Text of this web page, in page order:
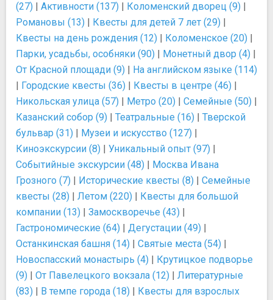
(27) | Активности (137) | Коломенский дворец (9) |
Романовы (13) | Квесты для детей 7 лет (29) |
Квесты на день рождения (12) | Коломенское (20) |
Парки, усадьбы, особняки (90) | Монетный двор (4) |
От Красной площади (9) | На английском языке (114)
| Городские квесты (36) | Квесты в центре (46) |
Никольская улица (57) | Метро (20) | Семейные (50) |
Казанский собор (9) | Театральные (16) | Тверской
бульвар (31) | Музеи и искусство (127) |
Киноэкскурсии (8) | Уникальный опыт (97) |
Событийные экскурсии (48) | Москва Ивана
Грозного (7) | Исторические квесты (8) | Семейные
квесты (28) | Летом (220) | Квесты для большой
компании (13) | Замоскворечье (43) |
Гастрономические (64) | Дегустации (49) |
Останкинская башня (14) | Святые места (54) |
Новоспасский монастырь (4) | Крутицкое подворье
(9) | От Павелецкого вокзала (12) | Литературные
(83) | В темпе города (18) | Квесты для взрослых